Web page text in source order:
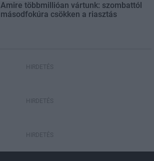
Amire többmillióan vártunk: szombattól
másodfokúra csökken a riasztás
HIRDETÉS
HIRDETÉS
HIRDETÉS